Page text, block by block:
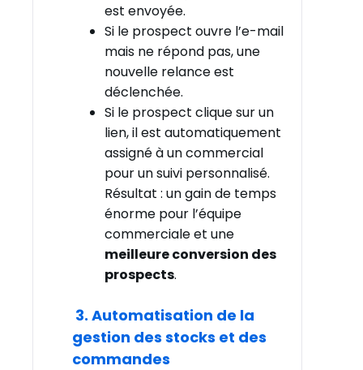
est envoyée.
Si le prospect ouvre l’e-mail
mais ne répond pas, une
nouvelle relance est
déclenchée.
Si le prospect clique sur un
lien, il est automatiquement
assigné à un commercial
pour un suivi personnalisé.
Résultat : un gain de temps
énorme pour l’équipe
commerciale et une
meilleure conversion des
prospects.
3. Automatisation de la
gestion des stocks et des
commandes